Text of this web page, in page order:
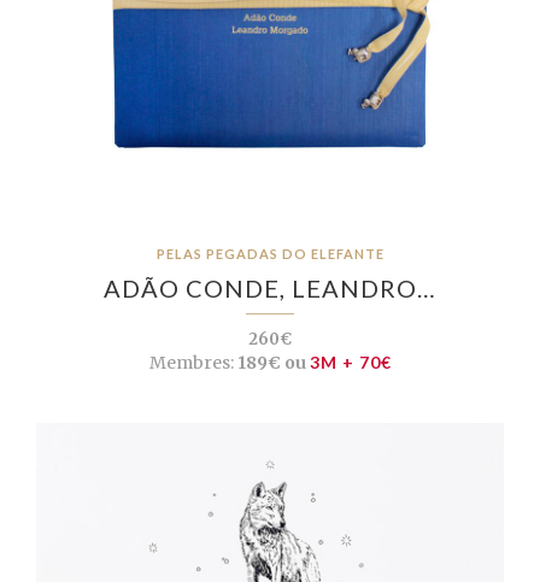
PELAS PEGADAS DO ELEFANTE
ADÃO CONDE, LEANDRO…
260€
Membres:189€ ou3M + 70€